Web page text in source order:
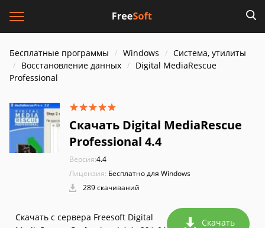
Бесплатные программы Windows
Система, утилиты
Восстановление данных
Digital MediaRescue
Professional
Скачать Digital MediaRescue
Professional 4.4
Версия:4.4
Лицензия: Бесплатно для Windows
289 скачиваний
Скачать с сервера Freesoft Digital
Скачать